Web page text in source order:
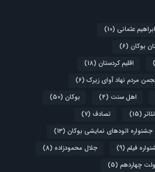
ابراهیم عثمانی (10)
بوکان (6)
اقلیم کردستان (18)
مردم نهاد آوای زیرک (6)
اهل سنت (4) بوکان (50)
تئاتر (15) تصادف (7)
جشنواره اتودهای نمایشی بوکان (13)
فیلم (9) جلال محمودزاده (8)
چهاردهم (5)